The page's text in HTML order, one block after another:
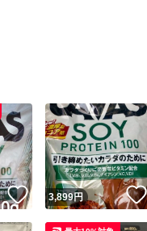
いいね！
3,899円